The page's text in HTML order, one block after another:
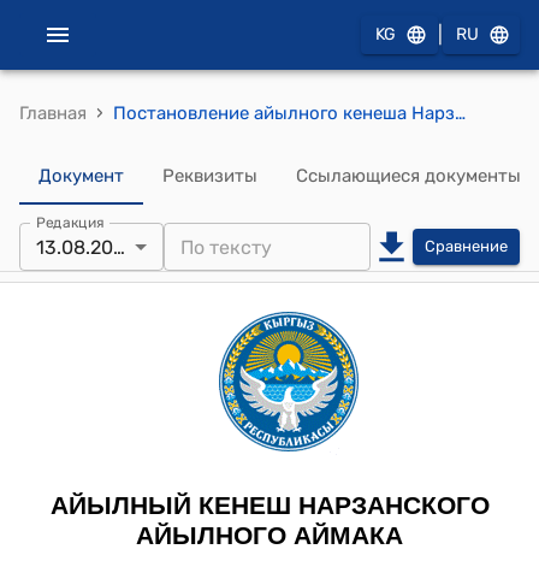
KG RU
Главная › Постановление айылного кенеша Нарзанского айылного аймака от 13 августа 2025 года № 01-3/49 «О внесении изменений в Постановление № 09 от 16.12.2024 года о “Об упразднении/создании постоянных комиссий Нарзанского айылного кенеша для рассмотрения и подготовки вопросов, относящихся к ведению кенеша и их составов»
Документ Реквизиты Ссылающиеся документы
Редакция
13.08.2025 Сравнение